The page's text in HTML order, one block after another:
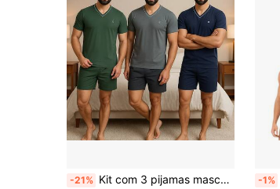
-21% Kit com 3 pijamas masculino curto 100% algodão Verde, Cinza, Azul Marinho -1%